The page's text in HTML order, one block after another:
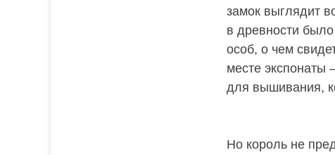
замок выглядит
в древности
особ, о чем
месте экспонаты
для вышивания,
Но король не